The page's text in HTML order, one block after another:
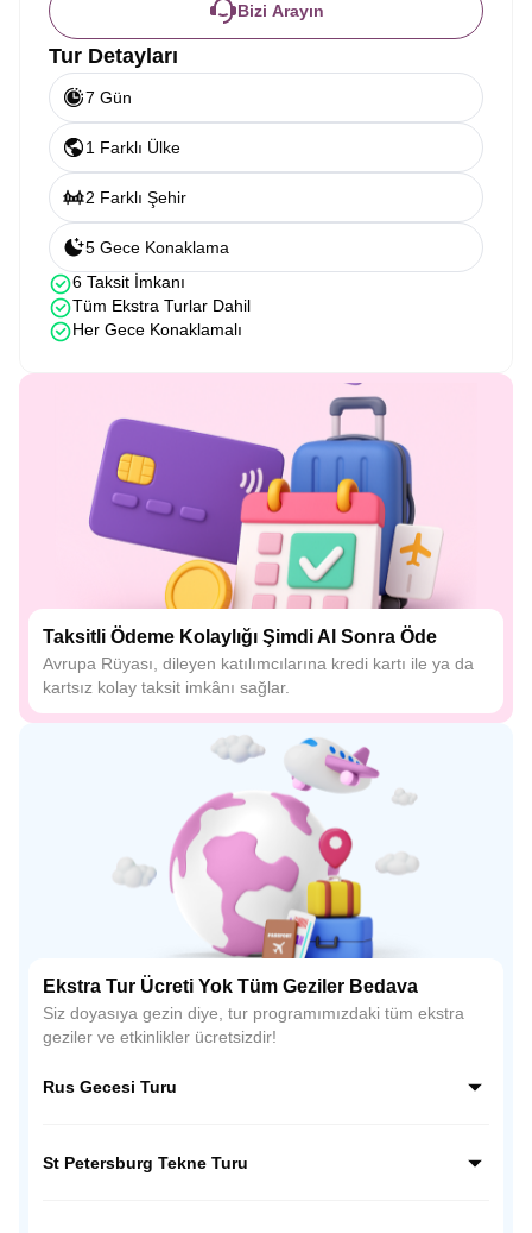
Bizi Arayın
Tur Detayları
7 Gün
1 Farklı Ülke
2 Farklı Şehir
5 Gece Konaklama
6 Taksit İmkanı
Tüm Ekstra Turlar Dahil
Her Gece Konaklamalı
Taksitli Ödeme Kolaylığı Şimdi Al Sonra Öde
Avrupa Rüyası, dileyen katılımcılarına kredi kartı ile ya da
kartsız kolay taksit imkânı sağlar.
Ekstra Tur Ücreti Yok Tüm Geziler Bedava
Siz doyasıya gezin diye, tur programımızdaki tüm ekstra
geziler ve etkinlikler ücretsizdir!
Rus Gecesi Turu
Gecesi Turu, müzik, dans ve geleneksel kostümlerle dolu
St Petersburg Tekne Turu